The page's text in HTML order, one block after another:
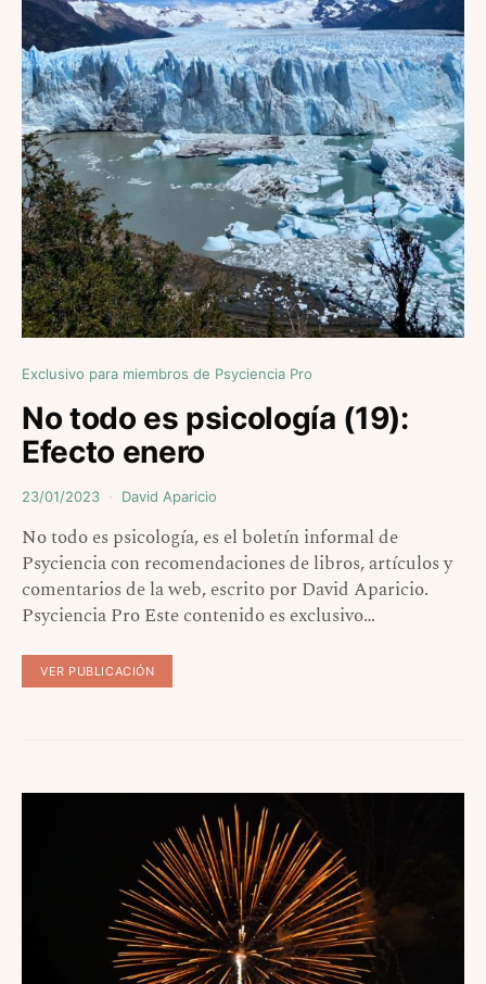
Exclusivo para miembros de Psyciencia Pro
No todo es psicología (19):
Efecto enero
23/01/2023 David Aparicio
No todo es psicología, es el boletín informal de
Psyciencia con recomendaciones de libros, artículos y
comentarios de la web, escrito por David Aparicio.
Psyciencia Pro Este contenido es exclusivo…
VER PUBLICACIÓN